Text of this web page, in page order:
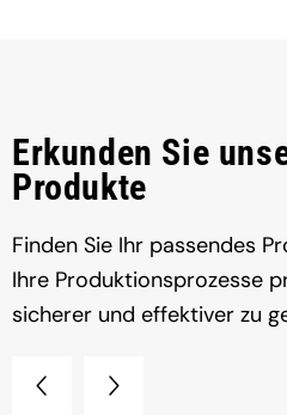
Erkunden Sie
Produkte
Finden Sie Ihr passendes
Ihre Produktionsprozesse
sicherer und effektiver zu